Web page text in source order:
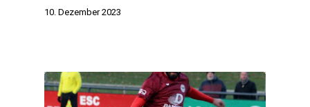
10. Dezember 2023